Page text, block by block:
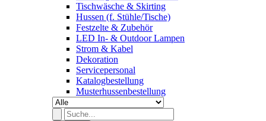
Tischwäsche & Skirting
Hussen (f. Stühle/Tische)
Festzelte & Zubehör
LED In- & Outdoor Lampen
Strom & Kabel
Dekoration
Servicepersonal
Katalogbestellung
Musterhussenbestellung